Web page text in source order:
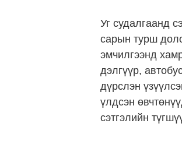
Уг судалгаанд
сарын турш
эмчилгээнд
дэлгүүр,
дүрслэн
үлдсэн
сэтгэлийн